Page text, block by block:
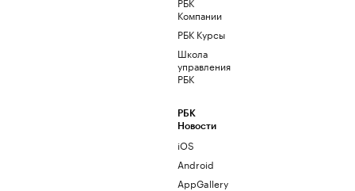
Компании
РБК Курсы
Школа
управления
РБК
РБК
Новости
iOS
Android
AppGallery